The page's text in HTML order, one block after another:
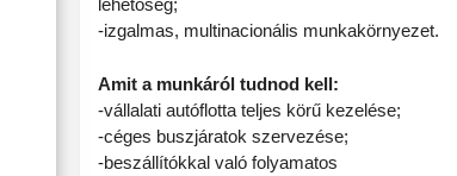
lehetőség;
-izgalmas, multinacionális munkakörnyezet.
Amit a munkáról tudnod kell:
-vállalati autóflotta teljes körű kezelése;
-céges buszjáratok szervezése;
-beszállítókkal való folyamatos